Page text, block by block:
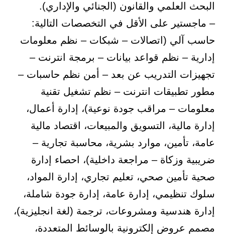
البحث العلمي والقانون (الجنائي والإداري).
– ماجستير على الأقل في التخصصات التالية:
حاسب آلي (اتصالات – شبكات – نظم معلومات
إدارية – نظم قواعد بيانات – برمجة انترنت –
تجهيزات التدريب عن بعد – أمن نظم حاسبات –
مطور تطبيقات انترنت – نظم تشغيل تقنية
معلومات – مراقب جودة نوعية)، إدارة أعمال،
إدارة مالية، التسويق والمبيعات، اقتصاد مالية
عامة، تأمين، موارد بشرية، محاسبة تجارية –
ضريبية وزكاة – مراجعة داخلية)، احصاء إدارة
صحية تأمين صحي، تعليم تجاري، إدارة المواد،
سلوك تنظيمي، إدارة عامة، إدارة جودة شاملة،
إدارة هندسية ومشروعات، ترجمة (لغة انجليزية)،
مصمم عروض إلكترونية بالوسائط المتعددة،